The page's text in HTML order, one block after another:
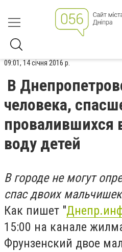
09:01, 14 січня 2016 р.
В
человека,
провалившихся
воду детей
В городе не могут
спас двоих
Как пишет "
15:00 на канале
Фрунзенский двое